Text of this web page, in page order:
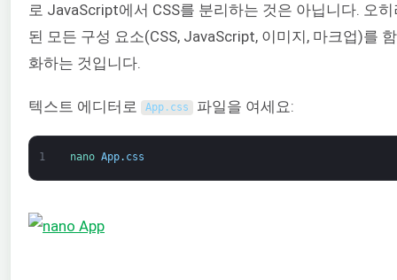
로 JavaScript에서 CSS를 분리하는 것은 아닙니다. 오
된 모든 구성 요소(CSS, JavaScript, 이미지, 마크업)를
화하는 것입니다.
텍스트 에디터로 App. css 파일을 여세요:
1 nano App. css